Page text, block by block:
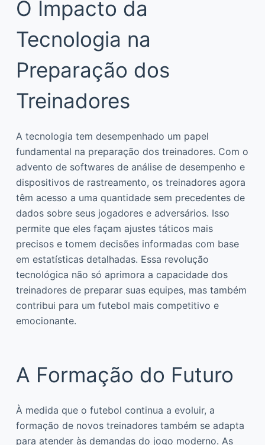
O Impacto da
Tecnologia na
Preparação dos
Treinadores
A tecnologia tem desempenhado um papel
fundamental na preparação dos treinadores. Com o
advento de softwares de análise de desempenho e
dispositivos de rastreamento, os treinadores agora
têm acesso a uma quantidade sem precedentes de
dados sobre seus jogadores e adversários. Isso
permite que eles façam ajustes táticos mais
precisos e tomem decisões informadas com base
em estatísticas detalhadas. Essa revolução
tecnológica não só aprimora a capacidade dos
treinadores de preparar suas equipes, mas também
contribui para um futebol mais competitivo e
emocionante.
A Formação do Futuro
À medida que o futebol continua a evoluir, a
formação de novos treinadores também se adapta
para atender às demandas do jogo moderno. As